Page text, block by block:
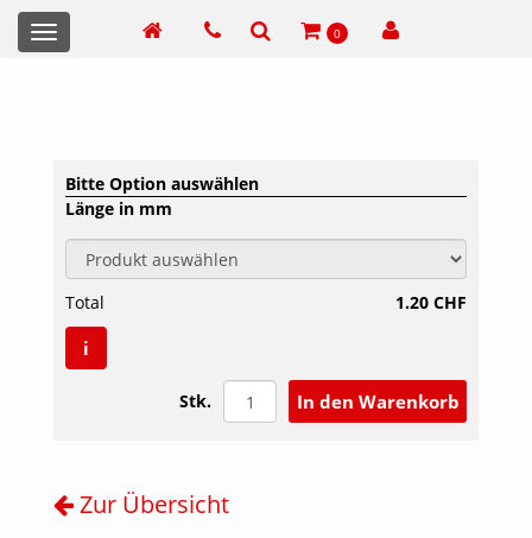
0
Toggle
navigation
Bitte Option auswählen
Länge in mm
Total 1.20 CHF
Stk.
i
Zur Übersicht